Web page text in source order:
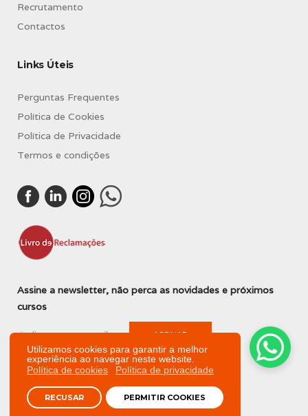
Utilizamos cookies para garantir a melhor
experiência ao navegar neste website.
Política de cookies
Política de privacidade
RECUSAR PERMITIR COOKIES
Recrutamento
Contactos
Links Úteis
Perguntas Frequentes
Política de Cookies
Política de Privacidade
Termos e condições
Assine a newsletter, não perca as novidades e próximos
cursos